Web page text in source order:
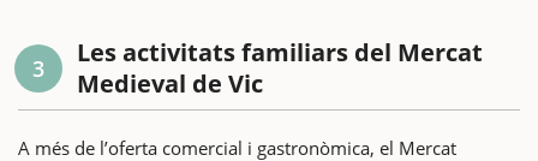
3
Les activitats familiars del Mercat
Medieval de Vic
A més de l’oferta comercial i gastronòmica, el Mercat